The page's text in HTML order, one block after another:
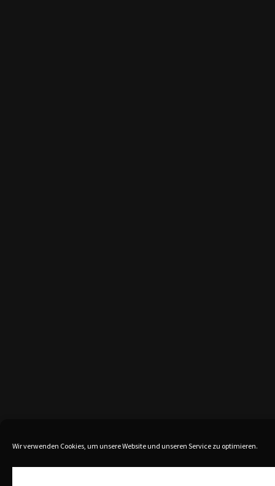
Wir verwenden Cookies, um unsere Website und unseren Service zu optimieren.